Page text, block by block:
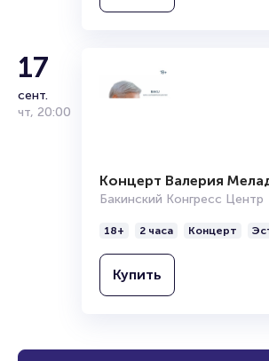
17
сент.
чт, 20:00
Концерт Валерия
Бакинский Конгресс Центр
18+ 2 часа Концерт
Купить